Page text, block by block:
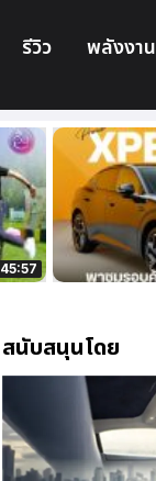
รีวิว พลังงาน
45:57
สนับสนุนโดย